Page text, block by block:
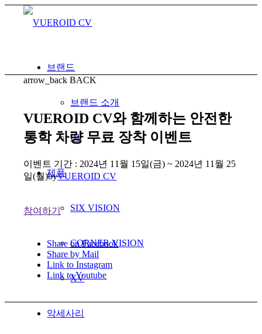
브랜드
브랜드 소개
BI
제품
SIX VISION
CORNER VISION
XV
악세사리
arrow_back BACK
VUEROID CV와 함께하는 안전한
통학 차량 무료 장착 이벤트
이벤트 기간 : 2024년 11월 15일(금) ~ 2024년 11월 25
일(월)byVUEROID CV
참여하기
Share on Facebook
Share by Mail
Link to Instagram
Link to Youtube